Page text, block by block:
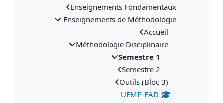
Enseignements Fondamentaux
Enseignements de Méthodologie
Accueil
Méthodologie Disciplinaire
Semestre 1
Semestre 2
Outils (Bloc 3)
UEMP-EAD